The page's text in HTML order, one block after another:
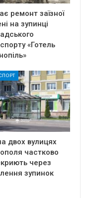
ремонт заїзної
на зупинці
«Готель
двох вулицях
частково
через
зупинок